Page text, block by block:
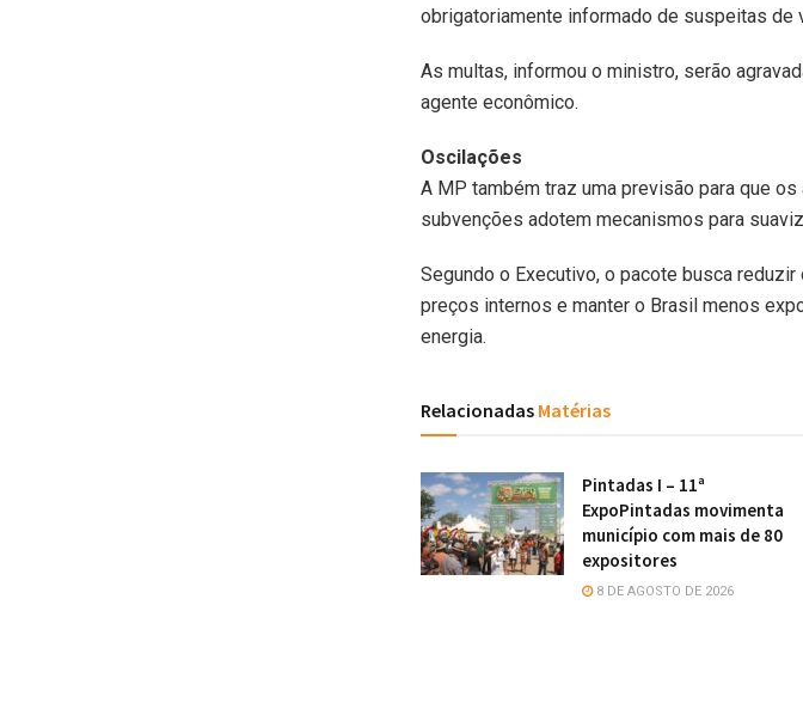
obrigatoriamente informado de suspeitas de
As multas, informou o ministro, serão
agente econômico.
Oscilações
A MP também traz uma previsão para que
subvenções adotem mecanismos para
Segundo o Executivo, o pacote busca
preços internos e manter o Brasil menos
energia.
Relacionadas Matérias
Pintadas I – 11ª
ExpoPintadas movimenta
município com mais de 80
expositores
8 DE AGOSTO DE 2026